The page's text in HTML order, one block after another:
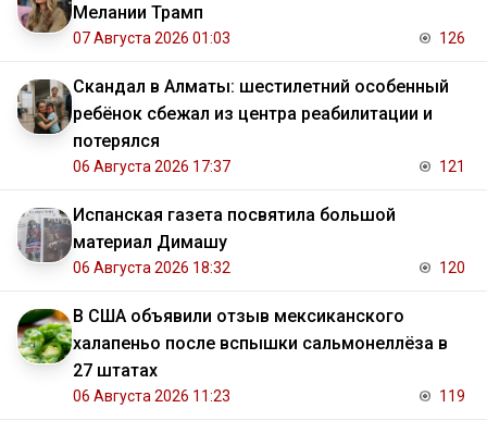
Мелании Трамп
07 Августа 2026 01:03 126
Скандал в Алматы: шестилетний особенный
ребёнок сбежал из центра реабилитации и
потерялся
06 Августа 2026 17:37 121
Испанская газета посвятила большой
материал Димашу
06 Августа 2026 18:32 120
В США объявили отзыв мексиканского
халапеньо после вспышки сальмонеллёза в
27 штатах
06 Августа 2026 11:23 119